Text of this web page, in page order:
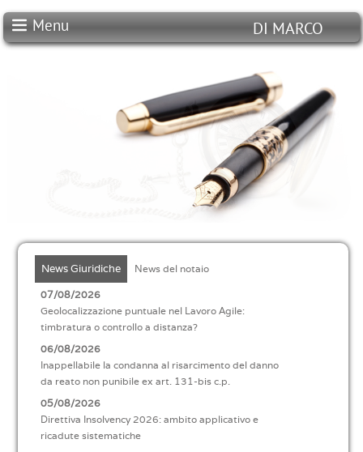
DI MARCO
STUDIO NOTARILE
DI MARCO
Menu
News Giuridiche News del notaio
07/08/2026
Geolocalizzazione puntuale nel Lavoro Agile:
timbratura o controllo a distanza?
06/08/2026
Inappellabile la condanna al risarcimento del danno
da reato non punibile ex art. 131-bis c.p.
05/08/2026
Direttiva Insolvency 2026: ambito applicativo e
ricadute sistematiche